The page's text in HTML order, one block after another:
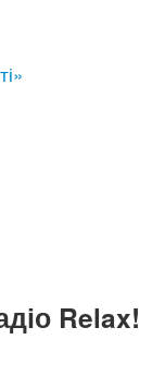
Relax!